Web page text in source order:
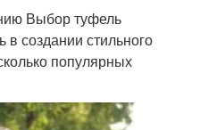
Выбор туфель
создании стильного
популярных